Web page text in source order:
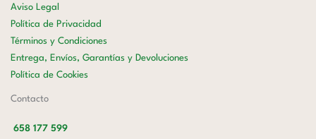
Aviso Legal
Política de Privacidad
Términos y Condiciones
Entrega, Envíos, Garantías y Devoluciones
Política de Cookies
Contacto
658 177 599